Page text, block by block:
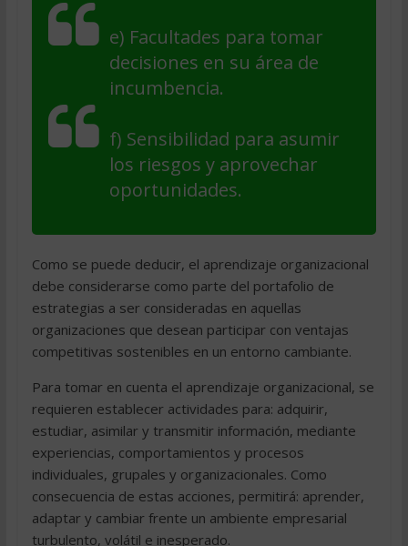
e) Facultades para tomar
decisiones en su área de
incumbencia.
f) Sensibilidad para asumir
los riesgos y aprovechar
oportunidades.
Como se puede deducir, el aprendizaje organizacional
debe considerarse como parte del portafolio de
estrategias a ser consideradas en aquellas
organizaciones que desean participar con ventajas
competitivas sostenibles en un entorno cambiante.
Para tomar en cuenta el aprendizaje organizacional, se
requieren establecer actividades para: adquirir,
estudiar, asimilar y transmitir información, mediante
experiencias, comportamientos y procesos
individuales, grupales y organizacionales. Como
consecuencia de estas acciones, permitirá: aprender,
adaptar y cambiar frente un ambiente empresarial
turbulento, volátil e inesperado.